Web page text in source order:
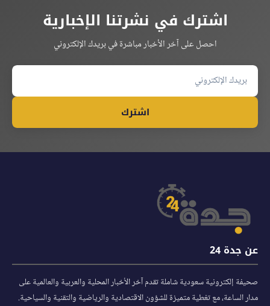
اشترك في نشرتنا الإخبارية
احصل على آخر الأخبار مباشرة في بريدك الإلكتروني
اشترك
عن جدة 24
صحيفة إلكترونية سعودية شاملة تقدم آخر الأخبار المحلية والعربية والعالمية على
مدار الساعة، مع تغطية متميزة للشؤون الاقتصادية والرياضية والتقنية والسياحية.